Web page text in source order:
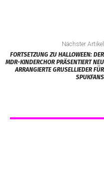
Nächster Artikel
FORTSETZUNG ZU HALLOWEEN: DER
MDR-KINDERCHOR PRÄSENTIERT NEU
ARRANGIERTE GRUSELLIEDER FÜR
SPUKFANS